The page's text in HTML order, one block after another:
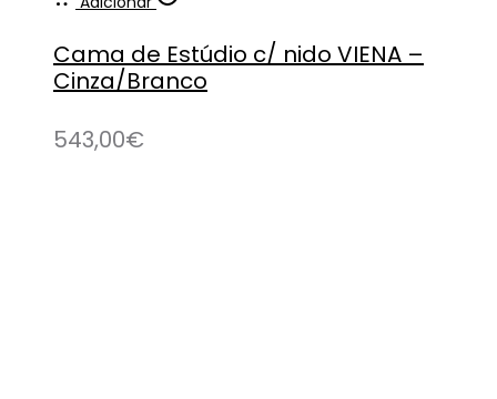
Cama de Estúdio c/ nido VIENA –
Cinza/Branco
543,00€